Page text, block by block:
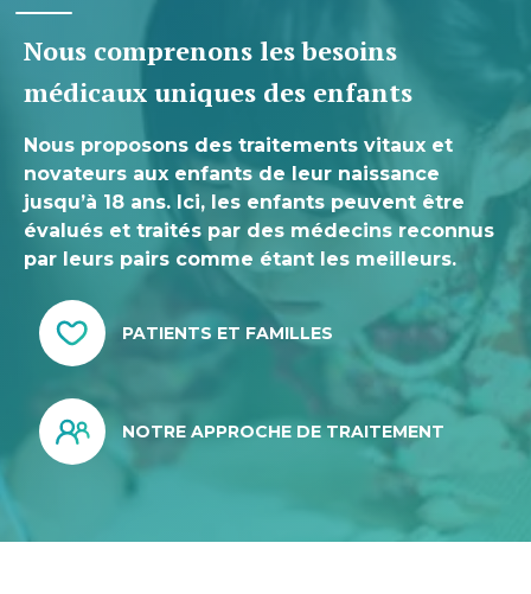
Nous comprenons les besoins
médicaux uniques des enfants
Nous proposons des traitements vitaux et
novateurs aux enfants de leur naissance
jusqu’à 18 ans. Ici, les enfants peuvent être
évalués et traités par des médecins reconnus
par leurs pairs comme étant les meilleurs.
PATIENTS ET FAMILLES
NOTRE APPROCHE DE TRAITEMENT